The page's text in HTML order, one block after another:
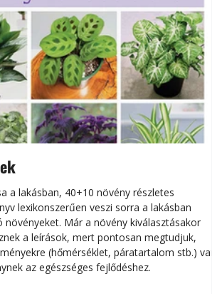
a lakásban, 40+10 növény részletes
lexikonszerűen veszi sorra a lakásban
növényeket. Már a növény kiválasztásakor
a leírások, mert pontosan megtudjuk,
(hőmérséklet, páratartalom stb.) van
az egészséges fejlődéshez.